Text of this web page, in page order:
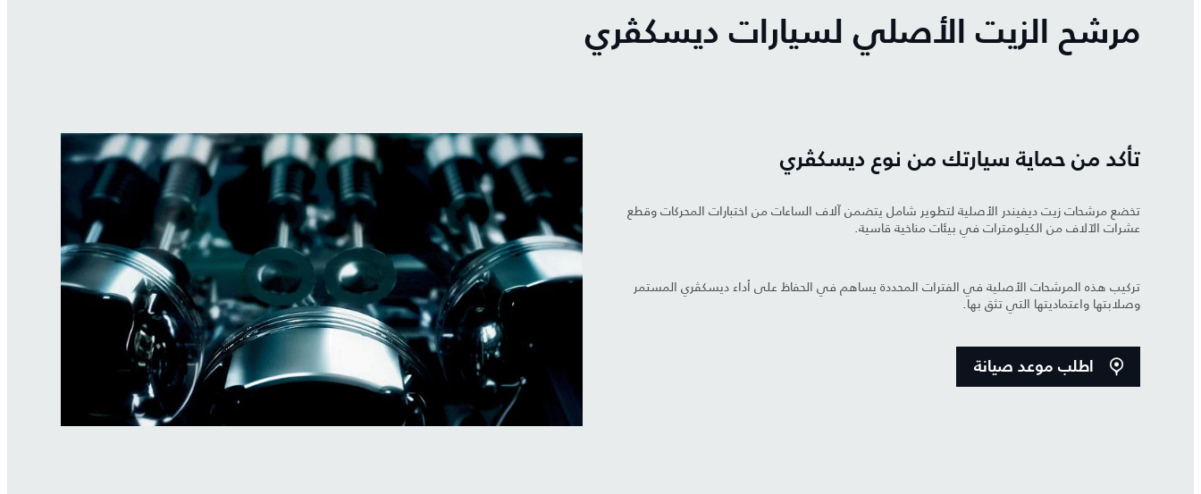
مرشح الزيت الأصلي لسيارات ديسكڤري
تأكد من حماية سيارتك من نوع ديسكڤري
تخضع مرشحات زيت ديفيندر الأصلية لتطوير شامل يتضمن آلاف الساعات من اختبارات المحركات وقطع
عشرات الآلاف من الكيلومترات في بيئات مناخية قاسية.
تركيب هذه المرشحات الأصلية في الفترات المحددة يساهم في الحفاظ على أداء ديسكڤري المستمر
وصلابتها واعتماديتها التي تثق بها.
اطلب موعد صيانة